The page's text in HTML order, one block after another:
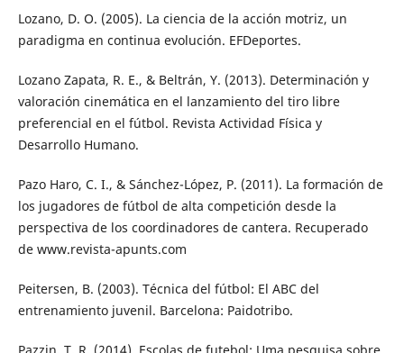
Lozano, D. O. (2005). La ciencia de la acción motriz, un
paradigma en continua evolución. EFDeportes.
Lozano Zapata, R. E., & Beltrán, Y. (2013). Determinación y
valoración cinemática en el lanzamiento del tiro libre
preferencial en el fútbol. Revista Actividad Física y
Desarrollo Humano.
Pazo Haro, C. I., & Sánchez-López, P. (2011). La formación de
los jugadores de fútbol de alta competición desde la
perspectiva de los coordinadores de cantera. Recuperado
de www.revista-apunts.com
Peitersen, B. (2003). Técnica del fútbol: El ABC del
entrenamiento juvenil. Barcelona: Paidotribo.